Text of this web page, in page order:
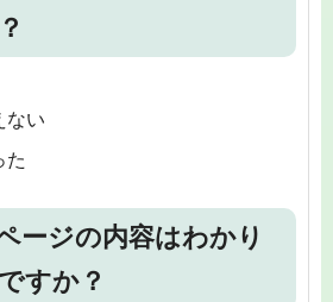
ない
た
ージの内容はわかり
すか？